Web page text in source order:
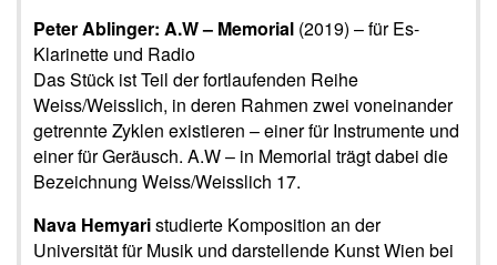
Peter Ablinger: A.W – Memorial (2019) – für Es-
Klarinette und Radio
Das Stück ist Teil der fortlaufenden Reihe
Weiss/Weisslich, in deren Rahmen zwei voneinander
getrennte Zyklen existieren – einer für Instrumente und
einer für Geräusch. A.W – in Memorial trägt dabei die
Bezeichnung Weiss/Weisslich 17.
Nava Hemyaristudierte Komposition an der
Universität für Musik und darstellende Kunst Wien bei